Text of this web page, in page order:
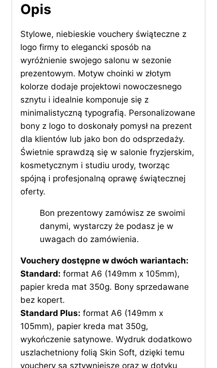
Opis
Stylowe, niebieskie vouchery świąteczne z
logo firmy to elegancki sposób na
wyróżnienie swojego salonu w sezonie
prezentowym. Motyw choinki w złotym
kolorze dodaje projektowi nowoczesnego
sznytu i idealnie komponuje się z
minimalistyczną typografią. Personalizowane
bony z logo to doskonały pomysł na prezent
dla klientów lub jako bon do odsprzedaży.
Świetnie sprawdzą się w salonie fryzjerskim,
kosmetycznym i studiu urody, tworząc
spójną i profesjonalną oprawę świątecznej
oferty.
Bon prezentowy zamówisz ze swoimi
danymi, wystarczy że podasz je w
uwagach do zamówienia.
Vouchery dostępne w dwóch wariantach:
Standard: format A6 (149mm x 105mm),
papier kreda mat 350g. Bony sprzedawane
bez kopert.
Standard Plus: format A6 (149mm x
105mm), papier kreda mat 350g,
wykończenie satynowe. Wydruk dodatkowo
uszlachetniony folią Skin Soft, dzięki temu
vouchery są sztywniejsze oraz w dotyku